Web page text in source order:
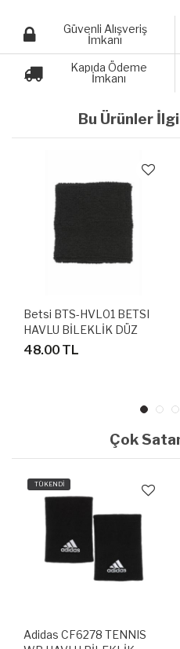
Güvenli Alışveriş
İmkanı
Kapıda Ödeme
İmkanı
Bu Ürünler
Betsi BTS-HVL01 BETSI
HAVLU BİLEKLİK DÜZ
SİYAH
48.00 TL
Çok
TÜKENDİ
Adidas CF6278 TENNIS